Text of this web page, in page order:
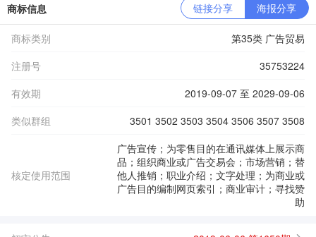
商标信息 链接分享 海报分享
商标类别
第35类 广告贸易
注册号
35753224
有效期
2019-09-07 至 2029-09-06
类似群组
3501 3502 3503 3504 3506 3507 3508
核定使用范围
广告宣传；为零售目的在通讯媒体上展示商
品；组织商业或广告交易会；市场营销；替
他人推销；职业介绍；文字处理；为商业或
广告目的编制网页索引；商业审计；寻找赞
助